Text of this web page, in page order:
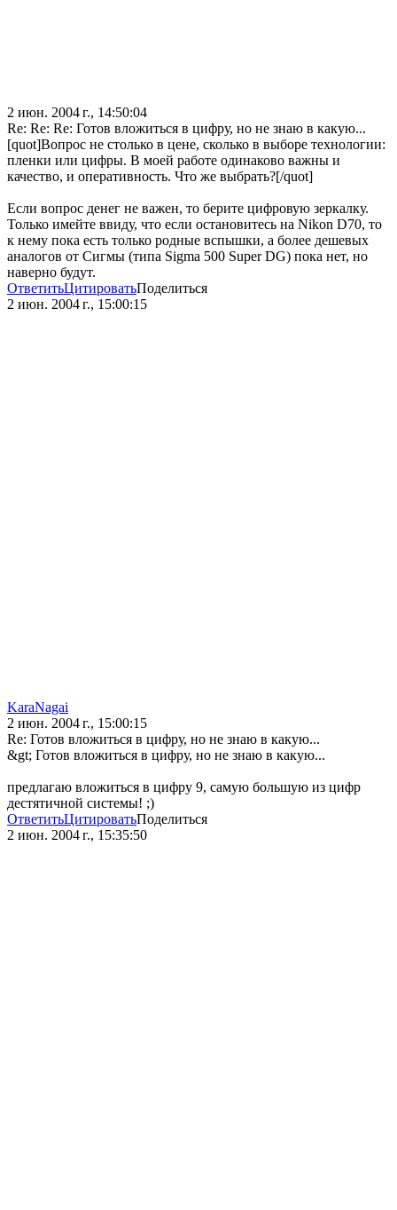
2 июн. 2004 г., 14:50:04
Re: Re: Re: Готов вложиться в цифру, но не знаю в какую...
[quot]Вопрос не столько в цене, сколько в выборе технологии:
пленки или цифры. В моей работе одинаково важны и
качество, и оперативность. Что же выбрать?[/quot]
Если вопрос денег не важен, то берите цифровую зеркалку.
Только имейте ввиду, что если остановитесь на Nikon D70, то
к нему пока есть только родные вспышки, а более дешевых
аналогов от Сигмы (типа Sigma 500 Super DG) пока нет, но
наверно будут.
ОтветитьЦитироватьПоделиться
2 июн. 2004 г., 15:00:15
KaraNagai
2 июн. 2004 г., 15:00:15
Re: Готов вложиться в цифру, но не знаю в какую...
&gt; Готов вложиться в цифру, но не знаю в какую...
предлагаю вложиться в цифру 9, самую большую из цифр
дестятичной системы! ;)
ОтветитьЦитироватьПоделиться
2 июн. 2004 г., 15:35:50